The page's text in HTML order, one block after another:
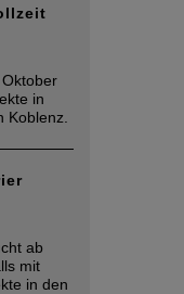
in
Koblenz.
ab
mit
in den